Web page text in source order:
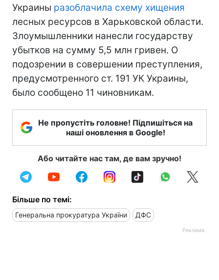
Украины разоблачила схему хищения
лесных ресурсов в Харьковской области.
Злоумышленники нанесли государству
убытков на сумму 5,5 млн гривен. О
подозрении в совершении преступления,
предусмотренного ст. 191 УК Украины,
было сообщено 11 чиновникам.
Не пропустіть головне! Підпишіться на
наші оновлення в Google!
Або читайте нас там, де вам зручно!
Більше по темі:
Генеральна прокуратура України ДФС